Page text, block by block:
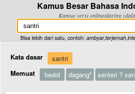
Kamus Besar Bahasa
Kamus versi online/daring
Bisa lebih dari satu, contoh:
Kata dasar
santri
Memuat
bedol dagang2 senteri ?